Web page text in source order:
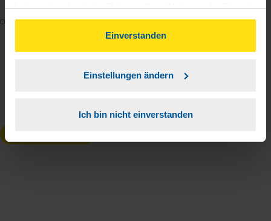
haben oder die sie im Rahmen Ihrer Nutzung der Dienste
gesammelt haben. Indem Sie auf Einverstanden klicken,
können Sie der Verwendung von Cookies, gemäß
unserer➔ Datenschutzrichtliniezustimmen.
Einverstanden
Einstellungen ändern
Ich bin nicht einverstanden
Mit dem Absenden des Kontaktformulars erkläre ich
mich damit einverstanden, dass meine Daten zur
Bearbeitung meines Anliegens sowie zur internen
Analyse der Zugriffsquelle verwendet werden.